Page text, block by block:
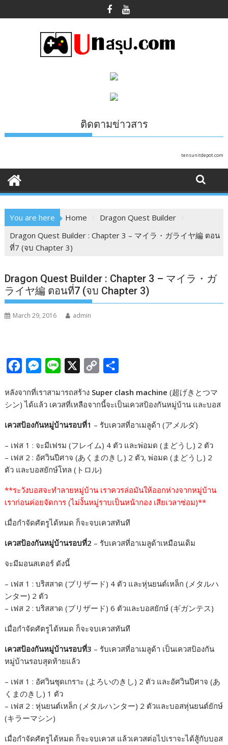
to
ติดตามข่าวสาร
tensunitdepot.com
You are here Home
Dragon Quest Builder
Dragon Quest Builder : Chapter 3 – マイラ・ガライヤ編 ตอน
ที่7 (จบ Chapter 3)
Dragon Quest Builder : Chapter 3 – マイラ・ガ
ライヤ編 ตอนที่7 (จบ Chapter 3)
March 29, 2016 admin
c
b
o
o
k
M
s
e
n
g
e
r
n
p
L
n
k
a
e
หลังจากที่เราสามารถสร้าง Super clash machine (超げきとつマ
シン) ได้แล้ว เควสที่เหลือจากนี้จะเป็นเควสป้องกันหมู่บ้าน และบอส
เควสป้องกันหมู่บ้านรอบที่1 – รับเควสที่อาเมลูด้า (アメルダ)
– เฟส 1 : จะมีเฟรม (フレイム) 4 ตัว และพ่อมด (まどうし) 2 ตัว
– เฟส 2 : อัศวินปีศาจ (あくまのきし) 2 ตัว, พ่อมด (まどうし) 2
ตัว และบอสยักษ์โทล (トロル)
**ระวังบอสจะทำลายหมู่บ้าน เราควรล่อมันให้ออกห่างจากหมู่บ้าน
เราก่อนค่อยจัดการ (ไม่งั้นหมู่ราบเป็นหน้ากอง เสียเวลาซ่อม)**
เมื่อกำจัดศัตรูได้หมด ก็จะจบเควสทันที
เควสป้องกันหมู่บ้านรอบที่2 – รับเควสที่อาเมลูด้าเหมือนเดิม
จะมีมอนสเตอร์ ดังนี้
– เฟส 1 : บริสสาด (ブリザード) 4 ตัว และหุ่นยนต์เหล็ก (メタルハ
ンター) 2 ตัว
– เฟส 2 : บริสสาด (ブリザード) 6 ตัวและบอสยักษ์ (ギガンテス)
เมื่อกำจัดศัตรูได้หมด ก็จะจบเควสทันที
เควสป้องกันหมู่บ้านรอบที่3 – รับเควสที่อาเมลูด้า เป็นเควสป้องกัน
หมู่บ้านรอบสุดท้ายแล้ว
– เฟส 1 : อัศวินชุดเกราะ (よろいのきし) 2 ตัว และอัศวินปีศาจ (あ
くまのきし) 1 ตัว
– เฟส 2 : หุ่นยนต์เหล็ก (メタルハンター) 2 ตัวและบอสหุ่นยนต์ยักษ์
(キラーマシン)
เมื่อกำจัดศัตรูได้หมด ก็จะจบเควส แล้วเควสต่อไปเราจะได้สู้กับบอส